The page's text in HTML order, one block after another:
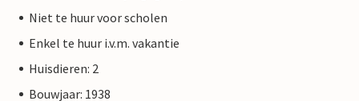
Niet te huur voor scholen
Enkel te huur i.v.m. vakantie
Huisdieren: 2
Bouwjaar: 1938